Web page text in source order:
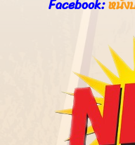
Facebook:หนัง